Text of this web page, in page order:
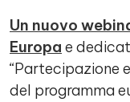
Un nuovo
Europa e
“Partecipazione
del programma